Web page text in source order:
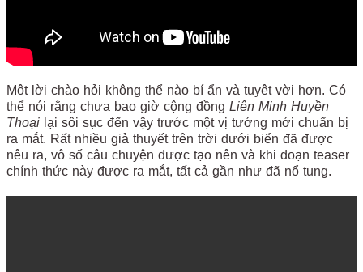
Một lời chào hỏi không thể nào bí ẩn và tuyệt vời hơn. Có
thể nói rằng chưa bao giờ cộng đồng Liên Minh Huyền
Thoại lại sôi sục đến vậy trước một vị tướng mới chuẩn bị
ra mắt. Rất nhiều giả thuyết trên trời dưới biển đã được
nêu ra, vô số câu chuyện được tạo nên và khi đoạn teaser
chính thức này được ra mắt, tất cả gần như đã nổ tung.